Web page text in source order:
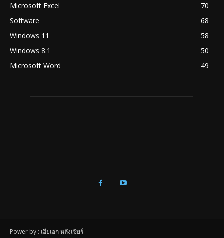
Microsoft Excel
70
Software
68
Windows 11
58
Windows 8.1
50
Microsoft Word
49
Power by : เฮียเอก หลังเซียร์